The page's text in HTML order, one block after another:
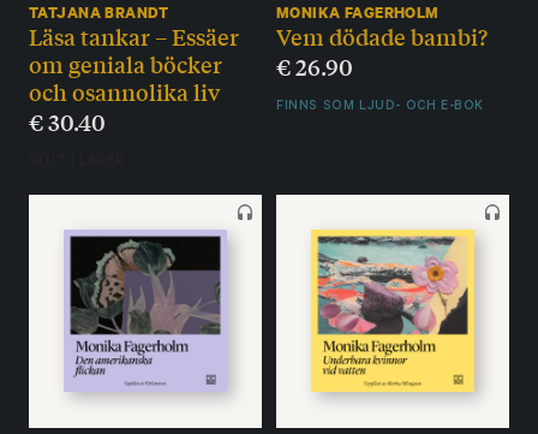
TATJANA BRANDT
Läsa tankar – Essäer
om geniala böcker
och osannolika liv
€30.40
MONIKA FAGERHOLM
Vem dödade bambi?
€26.90
FINNS SOM LJUD- OCH E-BOK